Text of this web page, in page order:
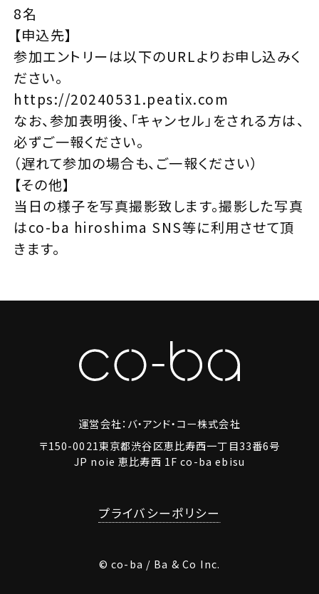
8名
【申込先】
参加エントリーは以下のURLよりお申し込みく
ださい。
https://20240531.peatix.com
なお、参加表明後、「キャンセル」をされる方は、
必ずご一報ください。
（遅れて参加の場合も、ご一報ください）
【その他】
当日の様子を写真撮影致します。撮影した写真
はco-ba hiroshima SNS等に利用させて頂
きます。
運営会社：バ・アンド・コー株式会社
〒150-0021東京都渋谷区恵比寿西一丁目33番6号
JP noie 恵比寿西 1F co-ba ebisu
プライバシーポリシー
© co-ba / Ba & Co Inc.